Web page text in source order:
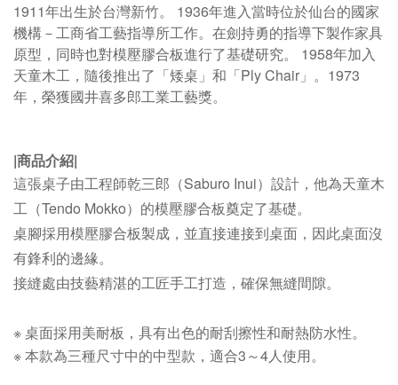
1911年出生於台灣新竹。 1936年進入當時位於仙台的國家
機構－工商省工藝指導所工作。在劍持勇的指導下製作家具
原型，同時也對模壓膠合板進行了基礎研究。 1958年加入
天童木工，隨後推出了「矮桌」和 「Ply Chair 」 。1973
年，榮獲國井喜多郎工業工藝獎。
|商品介紹|
這張桌子由工程師乾三郎（Saburo Inui）設計，他為天童木
工（Tendo Mokko）的模壓膠合板奠定了基礎。
桌腳採用模壓膠合板製成，並直接連接到桌面，因此桌面沒
有鋒利的邊緣。
接縫處由技藝精湛的工匠手工打造，確保無縫間隙。
※ 桌面採用美耐板，具有出色的耐刮擦性和耐熱防水性。
※ 本款為三種尺寸中的中型款，適合3～4人使用。